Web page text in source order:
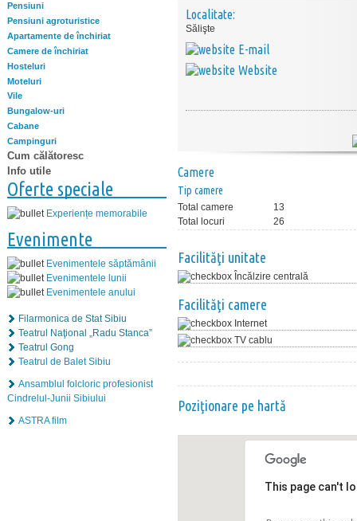
Pensiuni
Pensiuni agroturistice
Apartamente de închiriat
Camere de închiriat
Hosteluri
Moteluri
Vile
Bungalow-uri
Cabane
Campinguri
Cum călătoresc
Info utile
Oferte speciale
Experiențe memorabile
Evenimente
Evenimentele săptămânii
Evenimentele lunii
Evenimentele anului
Filarmonica de Stat Sibiu
Teatrul Naţional „Radu Stanca”
Teatrul Gong
Teatrul de Balet Sibiu
Ansamblul folcloric profesionist
Cindrelul-Junii Sibiului
ASTRA film
Localitate:
Sălişte
E-mail
Website
Camere
Tip camere
Total camere
13
Total locuri
26
Facilităţi unitate
Încălzire centrală
Facilităţi camere
Internet
TV cablu
Poziţionare pe hartă
This page can't